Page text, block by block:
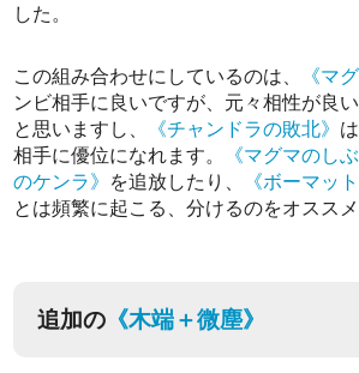
した。
この組み合わせにしているのは、 《マ
ンビ相手に良いですが、元々相性が良
と思いますし、
《チャンドラの敗北》
相手に優位になれます。
《マグマのしぶ
のケンラ》 を追放したり、 《ボーマッ
とは頻繁に起こる、分けるのをオススメ
追加の 《木端＋微塵》